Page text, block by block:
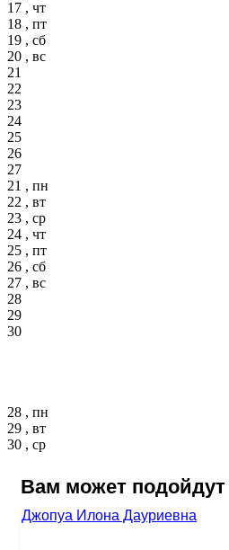
17 , чт
18 , пт
19 , сб
20 , вс
21
22
23
24
25
26
27
21 , пн
22 , вт
23 , ср
24 , чт
25 , пт
26 , сб
27 , вс
28
29
30
28 , пн
29 , вт
30 , ср
Вам может подойдут
Джопуа Илона Дауриевна